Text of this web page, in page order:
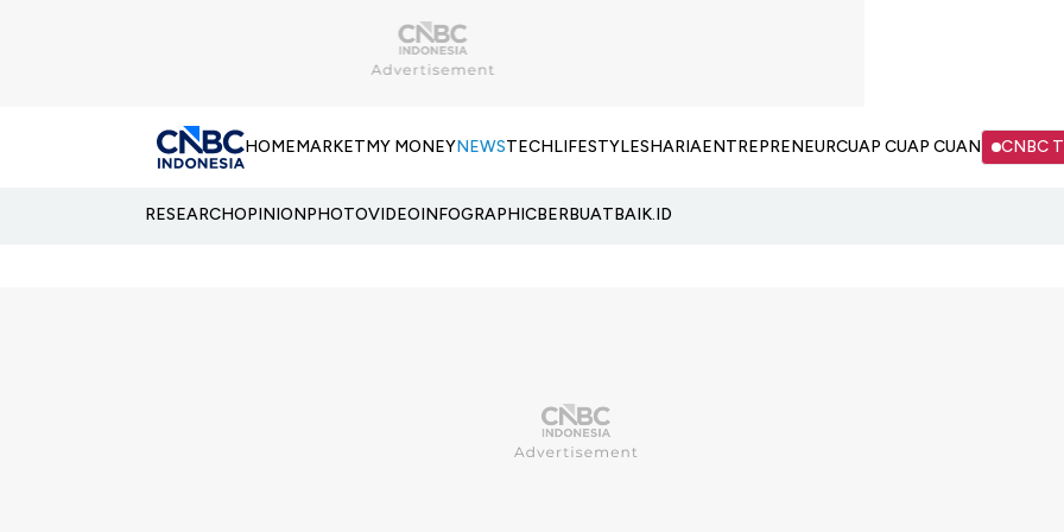
HOMEMARKETMY MONEYNEWSTECHLIFESTYLESHARIAENTREPRENEURCUAP CUAP CUAN CNBC
RESEARCHOPINIONPHOTOVIDEOINFOGRAPHICBERBUATBAIK.ID